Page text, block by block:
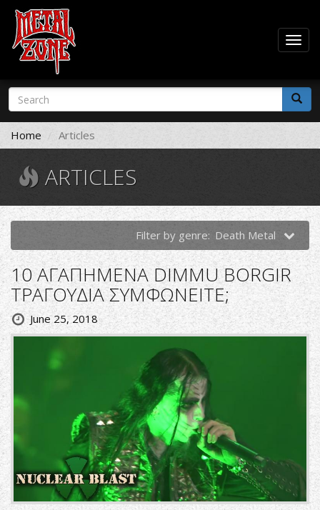
Skip
main
content
Search
form
Search
Home Articles
ARTICLES
Filter by genre: Death Metal
10 ΑΓΑΠΗΜΕΝΑ DIMMU BORGIR
ΤΡΑΓΟΥΔΙΑ ΣΥΜΦΩΝΕΙΤΕ;
June 25, 2018